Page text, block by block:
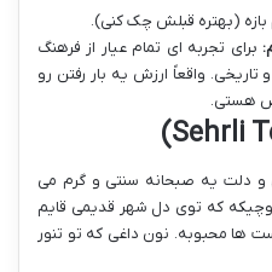
بازه (بهتره قبلش چک کنی).
برای تجربه ای تمام عیار از فرهنگ
واقعاً ارزش یه بار رفتن رو
هستی.
دلت یه صبحانه سنتی و گرم می
که توی دل شهر قدیمی قایم
ها محبوبه. نون داغی که تو تنور